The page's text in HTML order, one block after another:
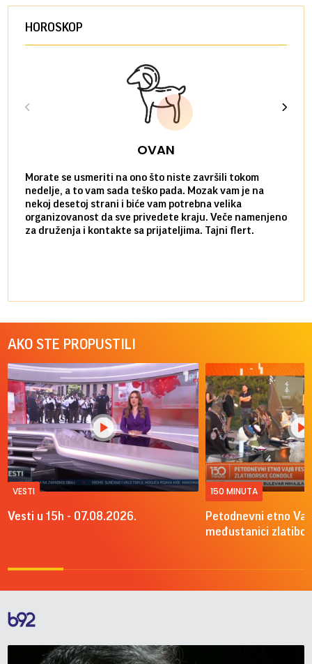
HOROSKOP
OVAN
Morate se usmeriti na ono što niste završili tokom
nedelje, a to vam sada teško pada. Mozak vam je na
nekoj desetoj strani i biće vam potrebna velika
organizovanost da sve privedete kraju. Veče namenjeno
za druženja i kontakte sa prijateljima. Tajni flert.
AKO STE PROPUSTILI
VESTI
Vesti u 15h - 07.08.2026.
150 MINUTA
Petodnevni etno
međustanici